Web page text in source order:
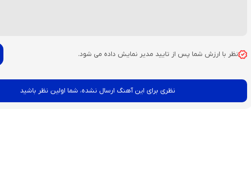
نظر با ارزش شما پس از تایید مدیر نمایش داده می شود.
نظری برای این آهنگ ارسال نشده، شما اولین نظر باشید